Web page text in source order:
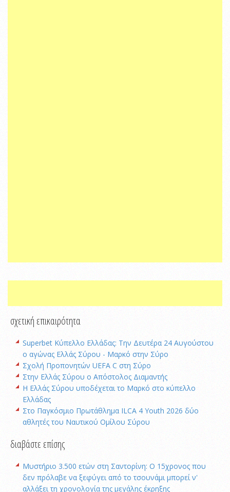
σχετική επικαιρότητα
Superbet Κύπελλο Ελλάδας: Την Δευτέρα 24 Αυγούστου
ο αγώνας Ελλάς Σύρου - Μαρκό στην Σύρο
Σχολή Προπονητών UEFA C στη Σύρο
Στην Ελλάς Σύρου ο Απόστολος Διαμαντής
Η Ελλάς Σύρου υποδέχεται το Μαρκό στο κύπελλο
Ελλάδας
Στο Παγκόσμιο Πρωτάθλημα ILCA 4 Youth 2026 δύο
αθλητές του Ναυτικού Ομίλου Σύρου
διαβάστε επίσης
Μυστήριο 3.500 ετών στη Σαντορίνη: Ο 15χρονος που
δεν πρόλαβε να ξεφύγει από το τσουνάμι μπορεί ν'
αλλάξει τη χρονολογία της μεγάλης έκρηξης